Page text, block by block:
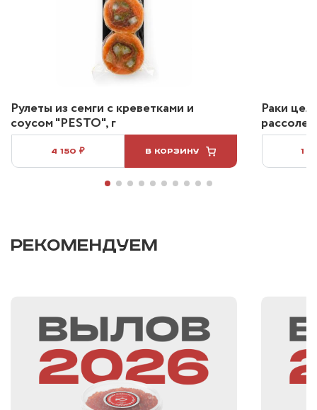
Рулеты из семги с креветками и
соусом "PESTO", г
4 150 ₽ В КОРЗИНУ
Раки
рассоле
1
РЕКОМЕНДУЕМ